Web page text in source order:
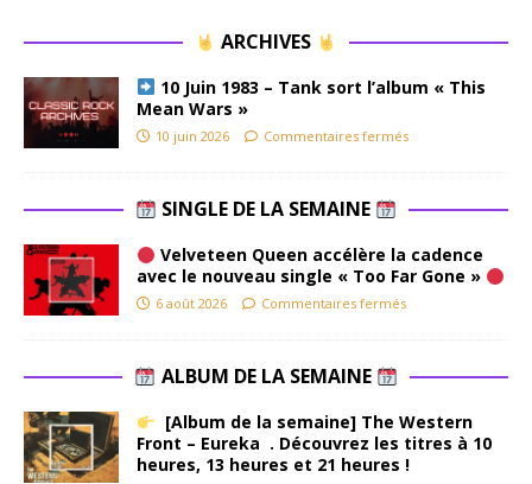
ARCHIVES
10 Juin 1983 – Tank sort l’album « This
Mean Wars »
10 juin 2026 Commentaires fermés
SINGLE DE LA SEMAINE
Velveteen Queen accélère la cadence
avec le nouveau single « Too Far Gone »
6 août 2026 Commentaires fermés
ALBUM DE LA SEMAINE
[Album de la semaine] The Western
Front – Eureka . Découvrez les titres à 10
heures, 13 heures et 21 heures !